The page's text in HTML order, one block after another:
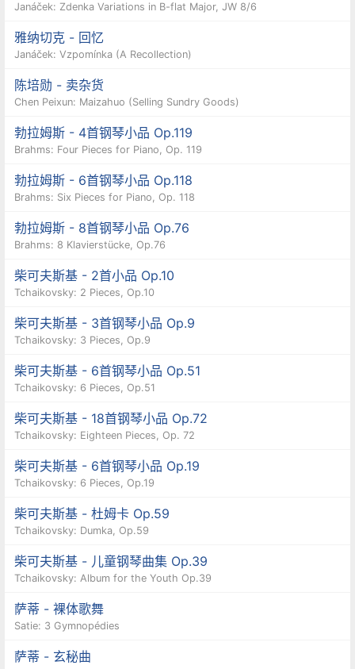
Janáček: Zdenka Variations in B-flat Major, JW 8/6
雅纳切克 - 回忆
Janáček: Vzpomínka (A Recollection)
陈培勋 - 卖杂货
Chen Peixun: Maizahuo (Selling Sundry Goods)
勃拉姆斯 - 4首钢琴小品 Op.119
Brahms: Four Pieces for Piano, Op. 119
勃拉姆斯 - 6首钢琴小品 Op.118
Brahms: Six Pieces for Piano, Op. 118
勃拉姆斯 - 8首钢琴小品 Op.76
Brahms: 8 Klavierstücke, Op.76
柴可夫斯基 - 2首小品 Op.10
Tchaikovsky: 2 Pieces, Op.10
柴可夫斯基 - 3首钢琴小品 Op.9
Tchaikovsky: 3 Pieces, Op.9
柴可夫斯基 - 6首钢琴小品 Op.51
Tchaikovsky: 6 Pieces, Op.51
柴可夫斯基 - 18首钢琴小品 Op.72
Tchaikovsky: Eighteen Pieces, Op. 72
柴可夫斯基 - 6首钢琴小品 Op.19
Tchaikovsky: 6 Pieces, Op.19
柴可夫斯基 - 杜姆卡 Op.59
Tchaikovsky: Dumka, Op.59
柴可夫斯基 - 儿童钢琴曲集 Op.39
Tchaikovsky: Album for the Youth Op.39
萨蒂 - 裸体歌舞
Satie: 3 Gymnopédies
萨蒂 - 玄秘曲